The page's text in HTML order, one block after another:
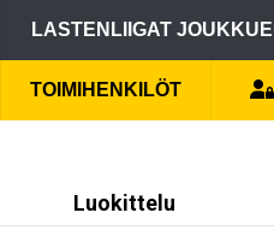
LASTENLIIGAT
TOIMIHENKILÖT
Luokittelu